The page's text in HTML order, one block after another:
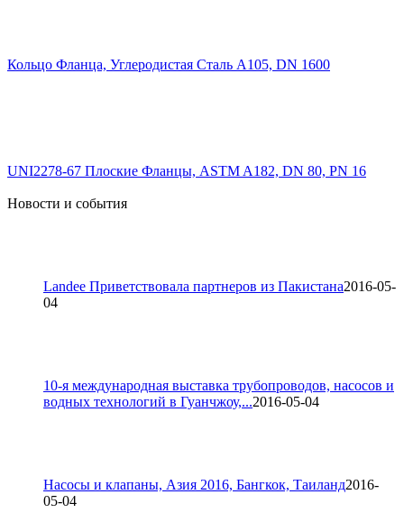
Кольцо Фланца, Углеродистая Сталь A105, DN 1600
UNI2278-67 Плоские Фланцы, ASTM A182, DN 80, PN 16
Новости и события
Landee Приветствовала партнеров из Пакистана2016-05-
04
10-я международная выставка трубопроводов, насосов и
водных технологий в Гуанчжоу,...2016-05-04
Насосы и клапаны, Азия 2016, Бангкок, Таиланд2016-
05-04